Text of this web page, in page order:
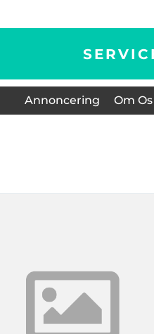
Annoncering Om Os